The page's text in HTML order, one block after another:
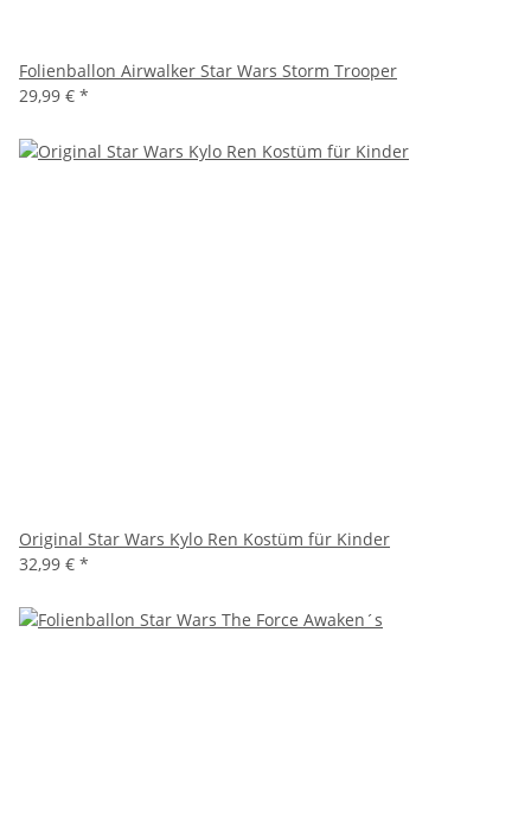
Folienballon Airwalker Star Wars Storm Trooper
29,99 € *
Original Star Wars Kylo Ren Kostüm für Kinder
32,99 € *